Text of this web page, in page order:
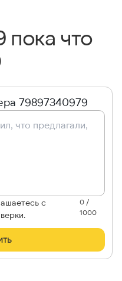
пока что
79897340979
с
0 /
1000